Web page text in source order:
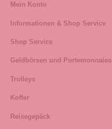
Mein Konto
Informationen & Shop Service
Shop Service
Geldbörsen und Portemonnaies
Trolleys
Koffer
Reisegepäck